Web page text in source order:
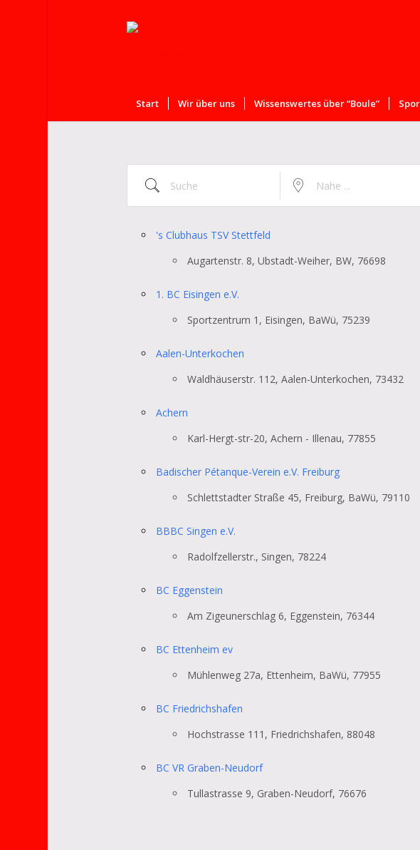
Start Wir über uns Wissenswertes über “Boule”
Suche Nahe ...
's Clubhaus TSV Stettfeld
Augartenstr. 8, Ubstadt-Weiher, BW, 76698
1. BC Eisingen e.V.
Sportzentrum 1, Eisingen, BaWü, 75239
Aalen-Unterkochen
Waldhäuserstr. 112, Aalen-Unterkochen, 73432
Achern
Karl-Hergt-str-20, Achern - Illenau, 77855
Badischer Pétanque-Verein e.V. Freiburg
Schlettstadter Straße 45, Freiburg, BaWü, 79110
BBBC Singen e.V.
Radolfzellerstr., Singen, 78224
BC Eggenstein
Am Zigeunerschlag 6, Eggenstein, 76344
BC Ettenheim ev
Mühlenweg 27a, Ettenheim, BaWü, 77955
BC Friedrichshafen
Hochstrasse 111, Friedrichshafen, 88048
BC VR Graben-Neudorf
Tullastrasse 9, Graben-Neudorf, 76676